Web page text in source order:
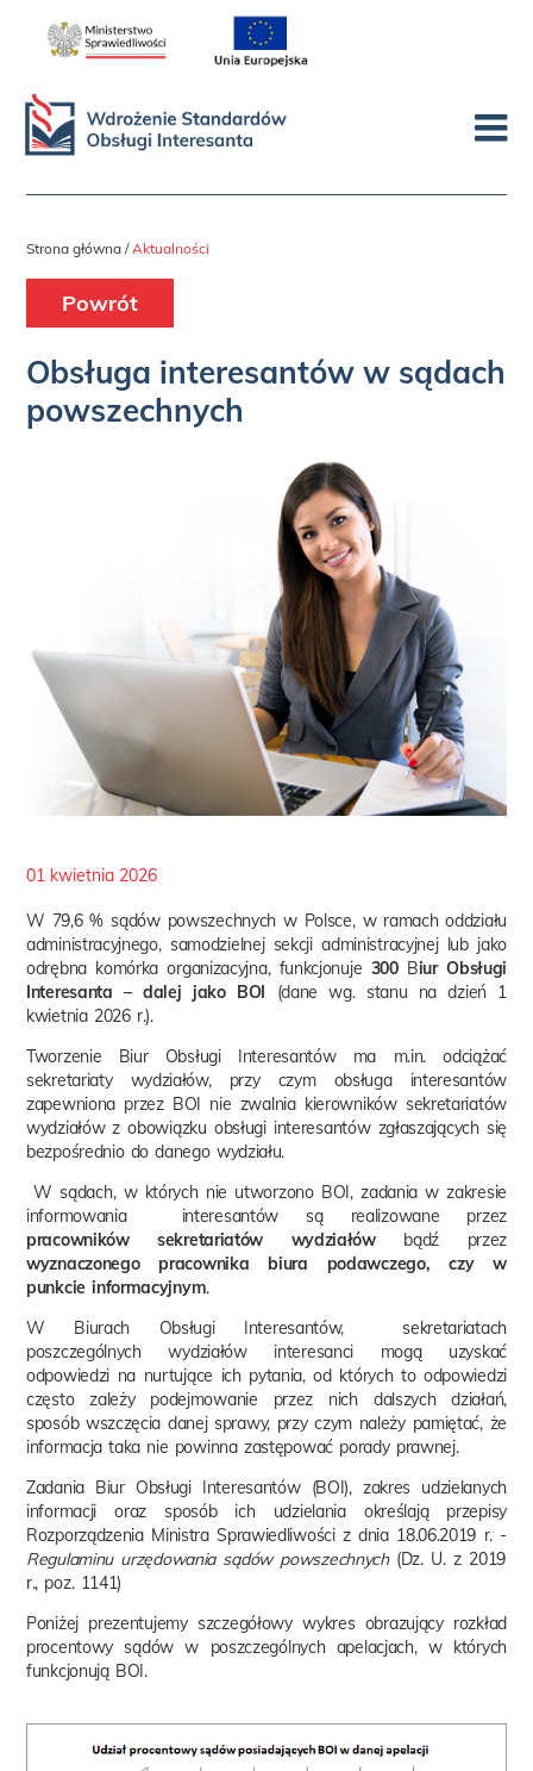
Strona główna /Aktualności
Powrót
Obsługa interesantów w sądach
powszechnych
01 kwietnia 2026
W 79,6 % sądów powszechnych w Polsce, w ramach oddziału
administracyjnego, samodzielnej sekcji administracyjnej lub jako
odrębna komórka organizacyjna, funkcjonuje 300Biur Obsługi
Interesanta – dalej jako BOI (dane wg. stanu na dzień 1
kwietnia 2026 r.).
Tworzenie Biur Obsługi Interesantów ma m.in. odciążać
sekretariaty wydziałów, przy czym obsługa interesantów
zapewniona przez BOI nie zwalnia kierowników sekretariatów
wydziałów z obowiązku obsługi interesantów zgłaszających się
bezpośrednio do danego wydziału.
W sądach, w których nie utworzono BOI, zadania w zakresie
informowania interesantów są realizowane przez
pracowników sekretariatów wydziałówbądź przez
wyznaczonego pracownika biura podawczego, czy w
punkcie informacyjnym.
W Biurach Obsługi Interesantów, sekretariatach
poszczególnych wydziałów interesanci mogą uzyskać
odpowiedzi na nurtujące ich pytania, od których to odpowiedzi
często zależy podejmowanie przez nich dalszych działań,
sposób wszczęcia danej sprawy, przy czym należy pamiętać, że
informacja taka nie powinna zastępować porady prawnej.
Zadania Biur Obsługi Interesantów (BOI), zakres udzielanych
informacji oraz sposób ich udzielania określają przepisy
Rozporządzenia Ministra Sprawiedliwości z dnia 18.06.2019 r. -
Regulaminu urzędowania sądów powszechnych(Dz. U. z 2019
r., poz. 1141)
Poniżej prezentujemy szczegółowy wykres obrazujący rozkład
procentowy sądów w poszczególnych apelacjach, w których
funkcjonują BOI.